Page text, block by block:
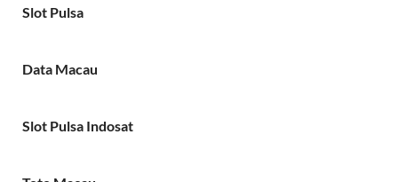
Slot Pulsa
Data Macau
Slot Pulsa Indosat